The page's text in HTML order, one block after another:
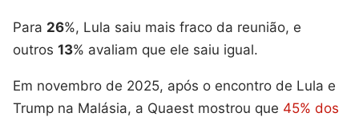
Para 26%, Lula saiu mais fraco da reunião, e
outros 13% avaliam que ele saiu igual.
Em novembro de 2025, após o encontro de Lula e
Trump na Malásia, a Quaest mostrou que 45% dos